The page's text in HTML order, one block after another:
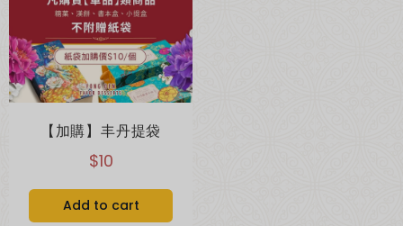
全新亮相 綜合口味 一口鳳梨酥新上市🍍
【加購】丰丹提袋
$10
Add to cart